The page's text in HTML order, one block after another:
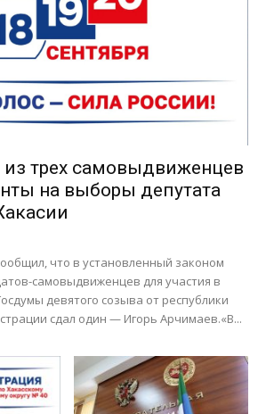
трех самовыдвиженцев
на выборы депутата
что в установленный законом
самовыдвиженцев для участия в
девятого созыва от республики
сдал один — Игорь Арчимаев.«В...